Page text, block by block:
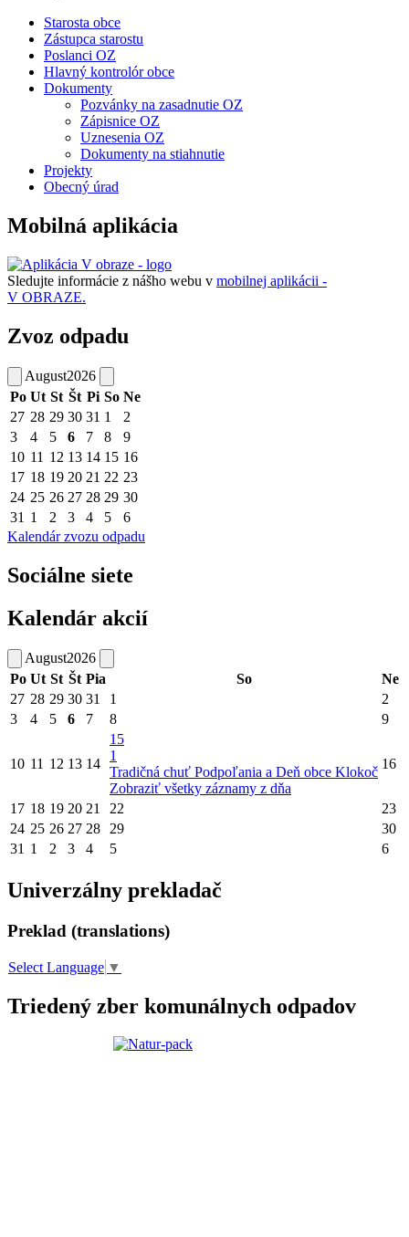
Starosta obce
Zástupca starostu
Poslanci OZ
Hlavný kontrolór obce
Dokumenty
Pozvánky na zasadnutie OZ
Zápisnice OZ
Uznesenia OZ
Dokumenty na stiahnutie
Projekty
Obecný úrad
Mobilná aplikácia
Sledujte informácie z nášho webu v mobilnej aplikácii -
V OBRAZE.
Zvoz odpadu
August2026
Po Ut St Št Pi So Ne
27 28 29 30 31 1
2
3
4 5 6 7 8
9
10 11 12 13 14 15 16
17 18 19 20 21 22 23
24 25 26 27 28 29 30
31 1 2 3 4 5
6
Kalendár zvozu odpadu
Sociálne siete
Kalendár akcií
August2026
Po Ut St Št Pia So
Ne
27 28 29 30 31 1
2
3
4 5 6 7 8 9
10 11 12 13 14
15
1
Tradičná chuť Podpoľania a Deň obce Klokoč
Zobraziť všetky záznamy z dňa
16
17 18 19 20 21 22
23
24 25 26 27 28 29
30
31 1 2 3 4 5 6
Univerzálny prekladač
Preklad (translations)
Select Language ▼
Triedený zber komunálnych odpadov